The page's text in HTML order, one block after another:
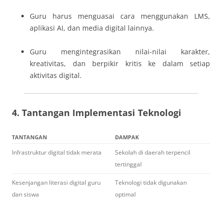
Guru harus menguasai cara menggunakan LMS,
aplikasi AI, dan media digital lainnya.
Guru mengintegrasikan nilai-nilai karakter,
kreativitas, dan berpikir kritis ke dalam setiap
aktivitas digital.
4. Tantangan Implementasi Teknologi
TANTANGAN DAMPAK
Infrastruktur digital tidak merata
Sekolah di daerah terpencil
tertinggal
Kesenjangan literasi digital guru
dan siswa
Teknologi tidak digunakan
optimal